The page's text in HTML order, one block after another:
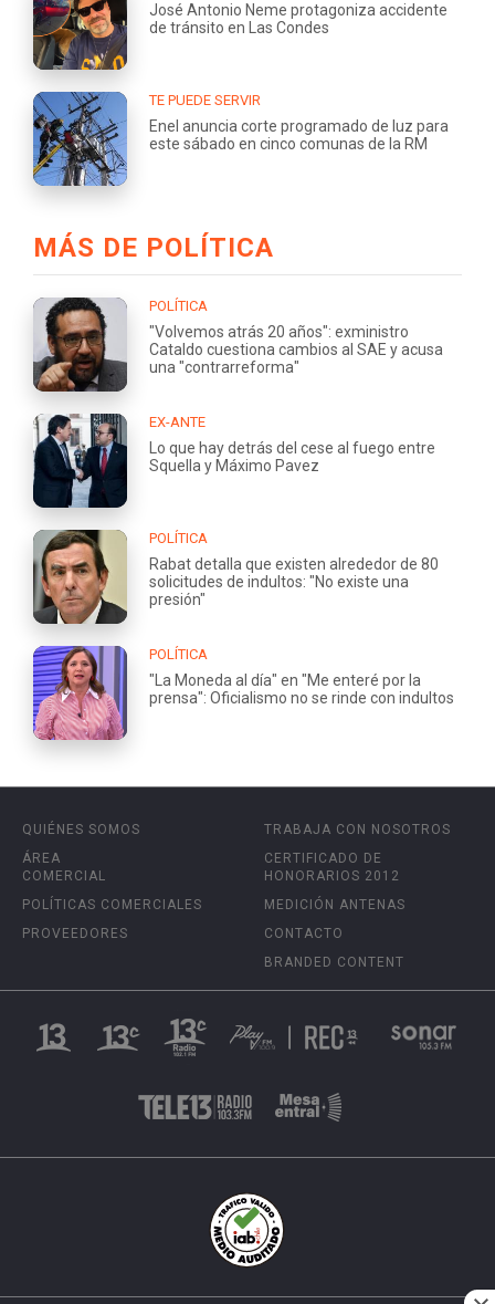
José Antonio Neme protagoniza accidente
de tránsito en Las Condes
TE PUEDE SERVIR
Enel anuncia corte programado de luz para
este sábado en cinco comunas de la RM
MÁS DE POLÍTICA
POLÍTICA
"Volvemos atrás 20 años": exministro
Cataldo cuestiona cambios al SAE y acusa
una "contrarreforma"
EX-ANTE
Lo que hay detrás del cese al fuego entre
Squella y Máximo Pavez
POLÍTICA
Rabat detalla que existen alrededor de 80
solicitudes de indultos: "No existe una
presión"
POLÍTICA
"La Moneda al día" en "Me enteré por la
prensa": Oficialismo no se rinde con indultos
QUIÉNES SOMOS
ÁREA
COMERCIAL
POLÍTICAS COMERCIALES
PROVEEDORES
TRABAJA CON NOSOTROS
CERTIFICADO DE
HONORARIOS 2012
MEDICIÓN ANTENAS
CONTACTO
BRANDED CONTENT